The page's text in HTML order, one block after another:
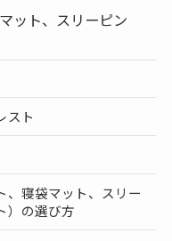
ット、スリーピン
スト
、寝袋マット、スリー
）の選び方